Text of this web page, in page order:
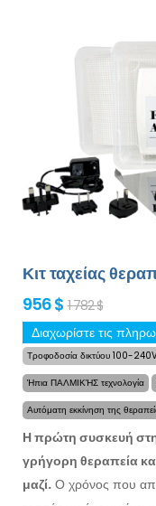
Κιτ ταχείας
956 $ 1 782 $
Διαχωρίστε τις
Τροφοδοσία δικτύου 100-
Ήπια ΠΑΛΜΙΚΉΣ τεχνολογία
Αυτόματη εκκίνηση της
Η πρώτη συσκευή
γρήγορη θεραπεία
μαζί. Ο χρόνος που